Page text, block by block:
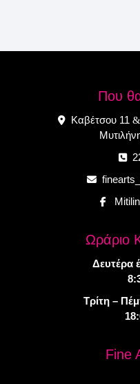
Που
Καβέτσου 11 &
Ωράριο
Δευτέρα
Τρίτη –
Fine